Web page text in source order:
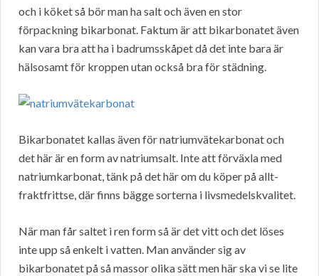
och i köket så bör man ha salt och även en stor
förpackning bikarbonat. Faktum är att bikarbonatet även
kan vara bra att ha i badrumsskåpet då det inte bara är
hälsosamt för kroppen utan också bra för städning.
Bikarbonatet kallas även för natriumvätekarbonat och
det här är en form av natriumsalt. Inte att förväxla med
natriumkarbonat, tänk på det här om du köper på allt-
fraktfrittse, där finns bägge sorterna i livsmedelskvalitet.
När man får saltet i ren form så är det vitt och det löses
inte upp så enkelt i vatten. Man använder sig av
bikarbonatet på så massor olika sätt men här ska vi se lite